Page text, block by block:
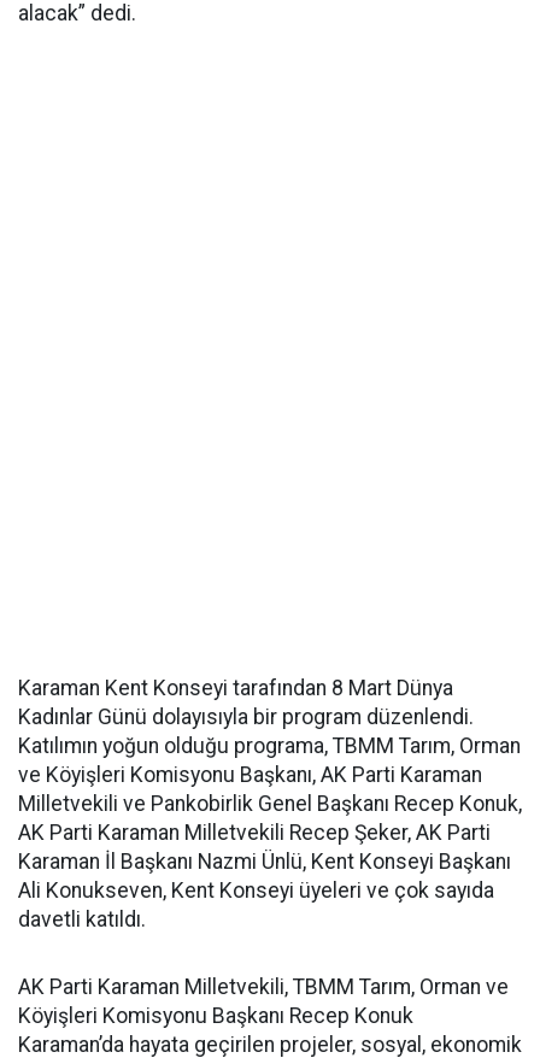
alacak” dedi.
Karaman Kent Konseyi tarafından 8 Mart Dünya
Kadınlar Günü dolayısıyla bir program düzenlendi.
Katılımın yoğun olduğu programa, TBMM Tarım, Orman
ve Köyişleri Komisyonu Başkanı, AK Parti Karaman
Milletvekili ve Pankobirlik Genel Başkanı Recep Konuk,
AK Parti Karaman Milletvekili Recep Şeker, AK Parti
Karaman İl Başkanı Nazmi Ünlü, Kent Konseyi Başkanı
Ali Konukseven, Kent Konseyi üyeleri ve çok sayıda
davetli katıldı.
AK Parti Karaman Milletvekili, TBMM Tarım, Orman ve
Köyişleri Komisyonu Başkanı Recep Konuk
Karaman’da hayata geçirilen projeler, sosyal, ekonomik